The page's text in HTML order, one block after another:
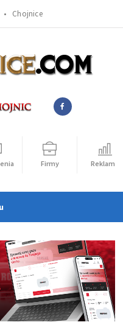
• Chojnice
Firmy Reklama